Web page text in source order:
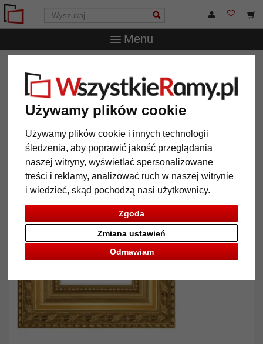
Używamy plików cookie
Używamy plików cookie i innych technologii
śledzenia, aby poprawić jakość przeglądania
naszej witryny, wyświetlać spersonalizowane
treści i reklamy, analizować ruch w naszej witrynie
i wiedzieć, skąd pochodzą nasi użytkownicy.
Zgoda
Odmawiam
Zmiana ustawień
Menu
rama Tower Hill
Barokowa rama Tower Hill
Powrót